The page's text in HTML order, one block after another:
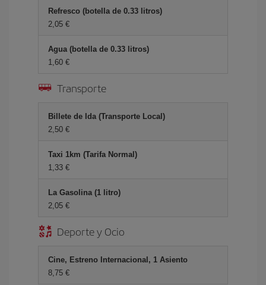
Refresco (botella de 0.33 litros)
2,05 €
Agua (botella de 0.33 litros)
1,60 €
Transporte
Billete de Ida (Transporte Local)
2,50 €
Taxi 1km (Tarifa Normal)
1,33 €
La Gasolina (1 litro)
2,05 €
Deporte y Ocio
Cine, Estreno Internacional, 1 Asiento
8,75 €